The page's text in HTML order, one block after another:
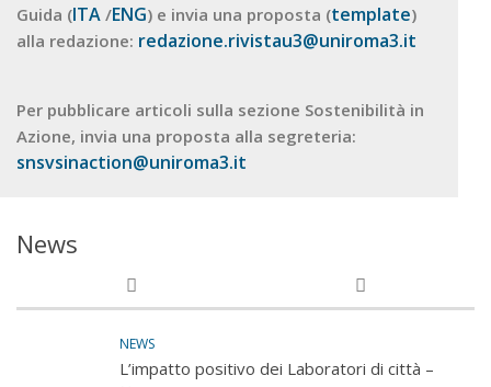
Guida (ITA /ENG) e invia una proposta (template)
alla redazione: redazione.rivistau3@uniroma3.it
Per pubblicare articoli sulla sezione Sostenibilità in
Azione, invia una proposta alla segreteria:
snsvsinaction@uniroma3.it
News
NEWS
L’impatto positivo dei Laboratori di città –